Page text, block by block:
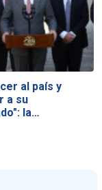
al país y
a su
la…